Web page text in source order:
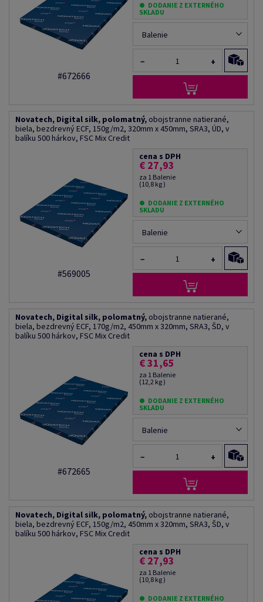
#672666
DODANIE Z EXTERNÉHO
SKLADU
Balenie
− +
Novatech, Digital silk, polomatný, obojstranne natierané,
biela, bezdrevný ECF, 150g/m2, 320mm x 450mm, SRA3, ÚD, v
balíku 500 hárkov, FSC Mix Credit
#569005
cena s DPH
€ 27,93
za 1 Balenie
(10,8 kg )
DODANIE Z EXTERNÉHO
SKLADU
Balenie
− +
Novatech, Digital silk, polomatný, obojstranne natierané,
biela, bezdrevný ECF, 170g/m2, 450mm x 320mm, SRA3, ŠD, v
balíku 500 hárkov, FSC Mix Credit
#672665
cena s DPH
€ 31,65
za 1 Balenie
(12,2 kg )
DODANIE Z EXTERNÉHO
SKLADU
Balenie
− +
Novatech, Digital silk, polomatný, obojstranne natierané,
biela, bezdrevný ECF, 150g/m2, 450mm x 320mm, SRA3, ŠD, v
balíku 500 hárkov, FSC Mix Credit
cena s DPH
€ 27,93
za 1 Balenie
(10,8 kg )
DODANIE Z EXTERNÉHO